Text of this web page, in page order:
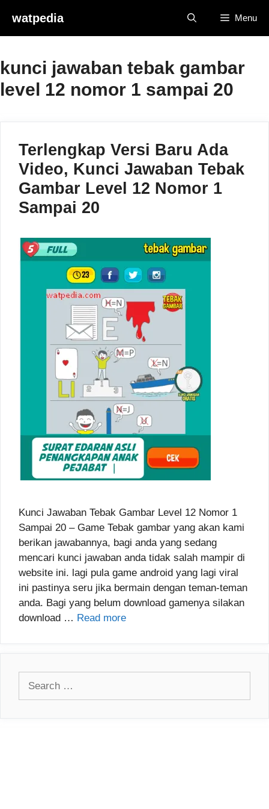
content
watpedia Menu
kunci jawaban tebak gambar
level 12 nomor 1 sampai 20
Terlengkap Versi Baru Ada
Video, Kunci Jawaban Tebak
Gambar Level 12 Nomor 1
Sampai 20
Kunci Jawaban Tebak Gambar Level 12 Nomor 1
Sampai 20 – Game Tebak gambar yang akan kami
berikan jawabannya, bagi anda yang sedang
mencari kunci jawaban anda tidak salah mampir di
website ini. lagi pula game android yang lagi viral
ini pastinya seru jika bermain dengan teman-teman
anda. Bagi yang belum download gamenya silakan
download … Read more